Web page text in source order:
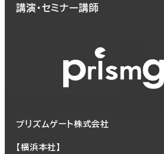
講演・セミナー講師
プリズムゲート株式会社
【横浜本社】